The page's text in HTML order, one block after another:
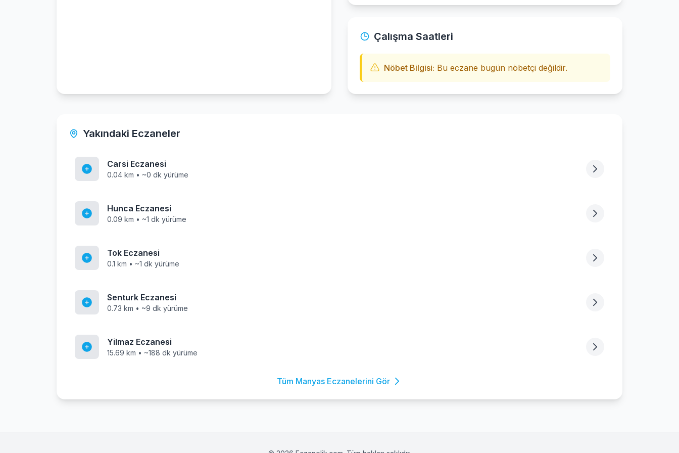
Çalışma Saatleri
Nöbet Bilgisi: Bu eczane bugün nöbetçi değildir.
Yakındaki Eczaneler
Carsi Eczanesi
0.04 km • ~0 dk yürüme
Hunca Eczanesi
0.09 km • ~1 dk yürüme
Tok Eczanesi
0.1 km • ~1 dk yürüme
Senturk Eczanesi
0.73 km • ~9 dk yürüme
Yilmaz Eczanesi
15.69 km • ~188 dk yürüme
Tüm Manyas Eczanelerini Gör